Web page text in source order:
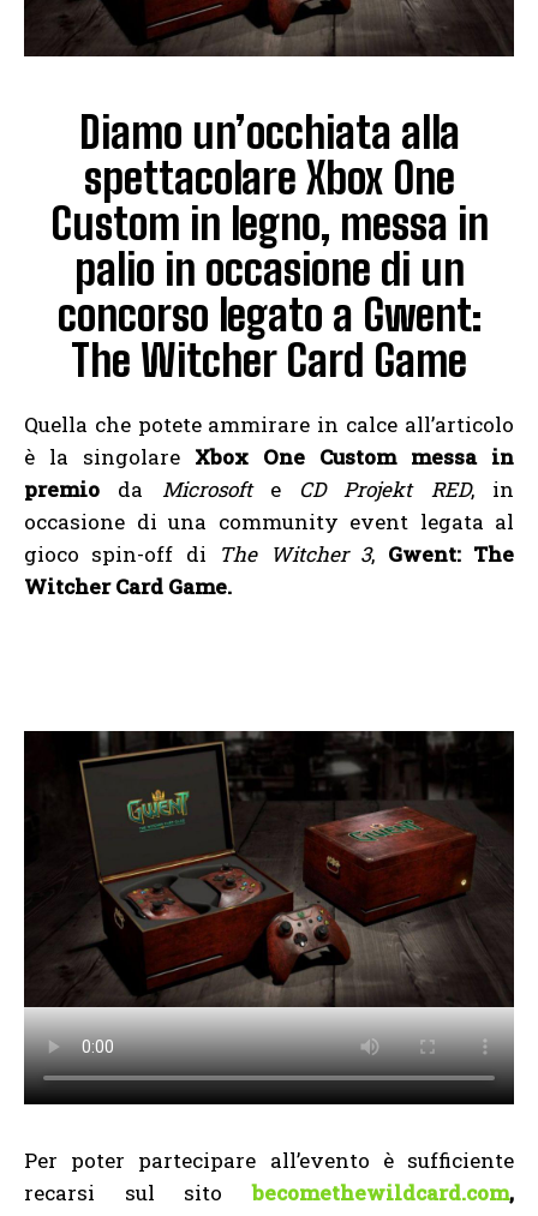
Diamo un’occhiata alla
spettacolare Xbox One
Custom in legno, messa in
palio in occasione di un
concorso legato a Gwent:
The Witcher Card Game
Quella che potete ammirare in calce all’articolo
è la singolare Xbox One Custom messa in
premio da Microsofte CD Projekt RED, in
occasione di una community event legata al
gioco spin-off di
The Witcher 3, Gwent: The
Witcher Card Game.
Per poter partecipare all’evento è sufficiente
recarsi sul sitobecomethewildcard.com,